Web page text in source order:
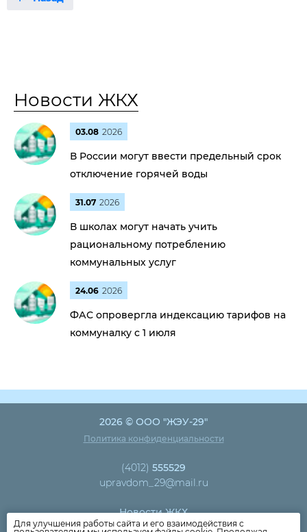
Новости ЖКХ
03.08 2026
В России могут ввести предельный срок
отключение горячей воды
31.07 2026
В школах могут начать учить
рациональному потреблению
коммунальных услуг
24.06 2026
ФАС опровергла индексацию тарифов на
коммуналку с 1 июля
2026 © ООО "ЖЭУ-29"
Политика конфиденциальности
(4012) 555529
upravdom_29@mail.ru
Новости ЖКХ
Новости компании
Для улучшения работы сайта и его взаимодействия с